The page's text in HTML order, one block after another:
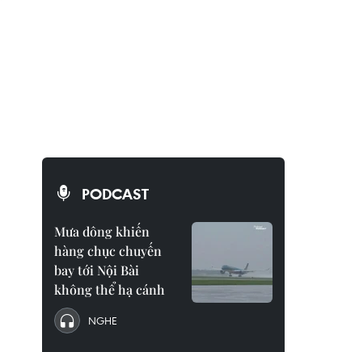
PODCAST
Mưa dông khiến
hàng chục chuyến
bay tới Nội Bài
không thể hạ cánh
NGHE